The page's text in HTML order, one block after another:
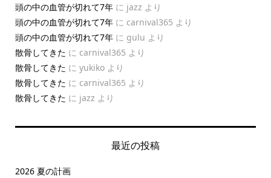
頭の中の血管が切れて7年に jazz より
頭の中の血管が切れて7年に carnival365 より
頭の中の血管が切れて7年に gulu より
散骨してきた に carnival365 より
散骨してきた に yukikoより
散骨してきた に carnival365 より
散骨してきた に jazz より
最近の投稿
2026 夏の計画